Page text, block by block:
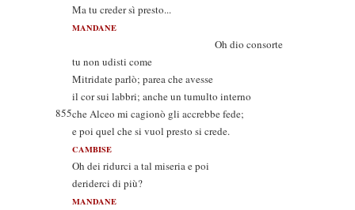
Ma tu creder sì presto...
MANDANE
Oh dio consorte
tu non udisti come
Mitridate parlò; parea che avesse
il cor sui labbri; anche un tumulto interno
855che Alceo mi cagionò gli accrebbe fede;
e poi quel che si vuol presto si crede.
CAMBISE
Oh dei ridurci a tal miseria e poi
deriderci di più?
MANDANE